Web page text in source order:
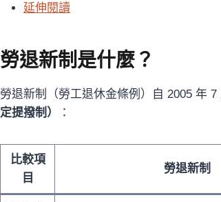
延伸閱讀
勞退新制是什麼？
勞退新制（勞工退休金條例）自 2005 年
定提撥制）
：
比較項
目
勞退新制